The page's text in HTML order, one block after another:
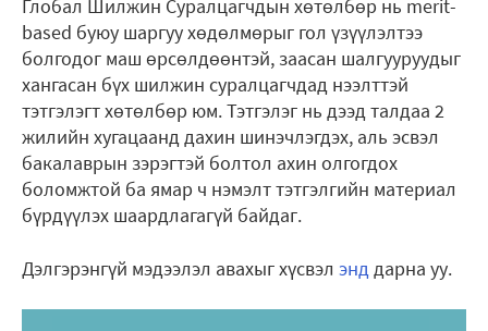
Глобал Шилжин Суралцагчдын хөтөлбөр нь merit-
based буюу шаргуу хөдөлмөрыг гол үзүүлэлтээ
болгодог маш өрсөлдөөнтэй, заасан шалгууруудыг
хангасан бүх шилжин суралцагчдад нээлттэй
тэтгэлэгт хөтөлбөр юм. Тэтгэлэг нь дээд талдаа 2
жилийн хугацаанд дахин шинэчлэгдэх, аль эсвэл
бакалаврын зэрэгтэй болтол ахин олгогдох
боломжтой ба ямар ч нэмэлт тэтгэлгийн материал
бүрдүүлэх шаардлагагүй байдаг.
Дэлгэрэнгүй мэдээлэл авахыг хүсвэл энддарна уу.